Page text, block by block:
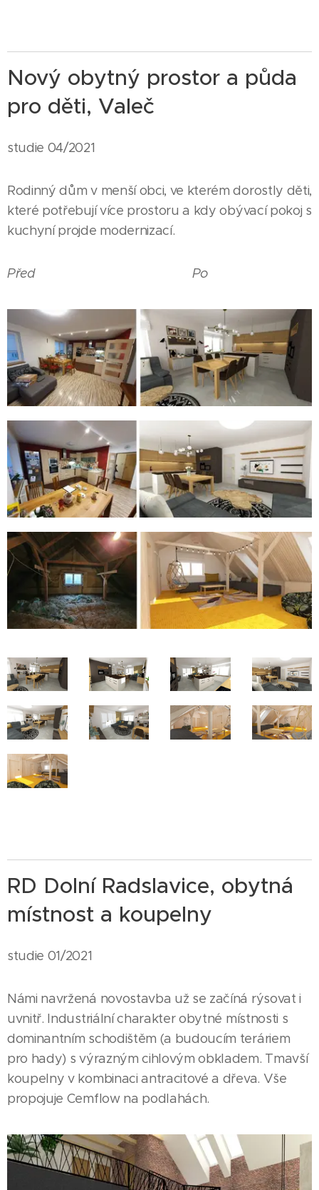
Nový obytný prostor a půda
pro děti, Valeč
studie 04/2021
Rodinný dům v menší obci, ve kterém dorostly děti,
které potřebují více prostoru a kdy obývací pokoj s
kuchyní projde modernizací.
Před Po
RD Dolní Radslavice, obytná
místnost a koupelny
studie 01/2021
Námi navržená novostavba už se začíná rýsovat i
uvnitř. Industriální charakter obytné místnosti s
dominantním schodištěm (a budoucím teráriem
pro hady) s výrazným cihlovým obkladem. Tmavší
koupelny v kombinaci antracitové a dřeva. Vše
propojuje Cemflow na podlahách.